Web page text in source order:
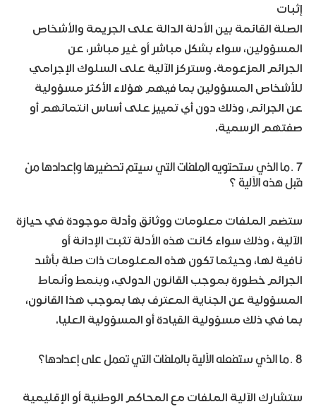
إثبات
الصلة القائمة بين الأدلة الدالة على الجريمة والأشخاص
المسؤولين، سواء بشكل مباشر أو غير مباشر، عن
الجرائم المزعومة. وستركز الآلية على السلوك الإجرامي
للأشخاص المسؤولين بما فيهم هؤلاء الأكثر مسؤولية
عن الجرائم، وذلك دون أي تمييز على أساس انتمائهم أو
صفتهم الرسمية.
7 .ما الذي ستحتويه الملفات التي سيتم تحضيرها وإعدادها من
قبل هذه الآلية ؟
ستضم الملفات معلومات ووثائق وأدلة موجودة في حيازة
الآلية ، وذلك سواء كانت هذه الأدلة تثبت الإدانة أو
نافية لها، وحيثما تكون هذه المعلومات ذات صلة بأشد
الجرائم خطورة بموجب القانون الدولي، وبنمط وأنماط
المسؤولية عن الجناية المعترف بها بموجب هذا القانون،
بما في ذلك مسؤولية القيادة أو المسؤولية العليا.
8 .ما الذي ستفعله الآلية بالملفات التي تعمل على إعدادها؟
ستشارك الآلية الملفات مع المحاكم الوطنية أو الإقليمية